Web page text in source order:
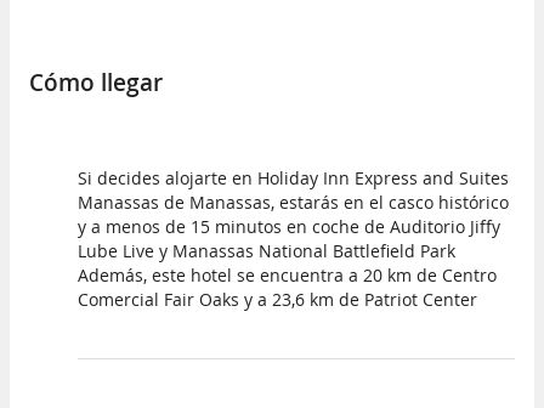
Cómo llegar
Si decides alojarte en Holiday Inn Express and Suites
Manassas de Manassas, estarás en el casco histórico
y a menos de 15 minutos en coche de Auditorio Jiffy
Lube Live y Manassas National Battlefield Park
Además, este hotel se encuentra a 20 km de Centro
Comercial Fair Oaks y a 23,6 km de Patriot Center